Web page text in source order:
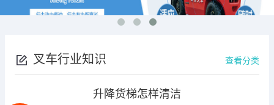
叉车行业知识 查看分类
升降货梯怎样清洁